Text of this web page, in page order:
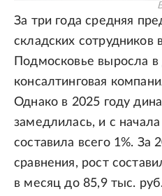
За три года средняя
складских сотрудников
Подмосковье выросла в
консалтинговая
Однако в 2025 году
замедлилась, и с
составила всего 1%. За
сравнения, рост
в месяц до 85,9 тыс.